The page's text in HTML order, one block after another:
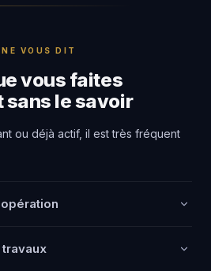
VOUS DIT
vous faites
sans le savoir
ou déjà actif, il est très fréquent
du prix de revente…
Une erreur